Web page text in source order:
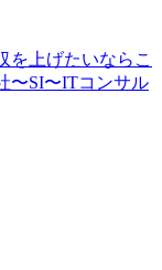
を上げたいならこ
〜SI〜ITコンサル